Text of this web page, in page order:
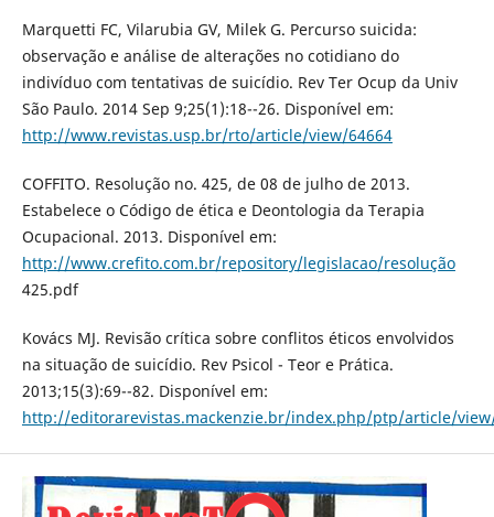
Marquetti FC, Vilarubia GV, Milek G. Percurso suicida:
observação e análise de alterações no cotidiano do
indivíduo com tentativas de suicídio. Rev Ter Ocup da Univ
São Paulo. 2014 Sep 9;25(1):18--26. Disponível em:
http://www.revistas.usp.br/rto/article/view/64664
COFFITO. Resolução no. 425, de 08 de julho de 2013.
Estabelece o Código de ética e Deontologia da Terapia
Ocupacional. 2013. Disponível em:
http://www.crefito.com.br/repository/legislacao/resolução
425.pdf
Kovács MJ. Revisão crítica sobre conflitos éticos envolvidos
na situação de suicídio. Rev Psicol - Teor e Prática.
2013;15(3):69--82. Disponível em:
http://editorarevistas.mackenzie.br/index.php/ptp/article/